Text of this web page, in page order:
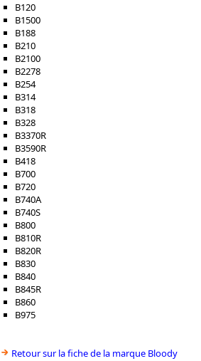
B120
B1500
B188
B210
B2100
B2278
B254
B314
B318
B328
B3370R
B3590R
B418
B700
B720
B740A
B740S
B800
B810R
B820R
B830
B840
B845R
B860
B975
Retour sur la fiche de la marque Bloody